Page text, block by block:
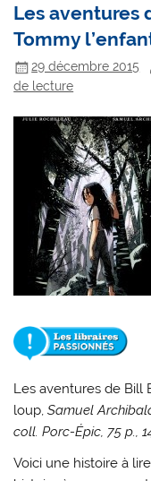
Les aventures
Tommy
29 décembre 2015
de lecture
Les aventures de Bill
loup ,Samuel
coll. Porc-Épic, 75 p.,
Voici une histoire à